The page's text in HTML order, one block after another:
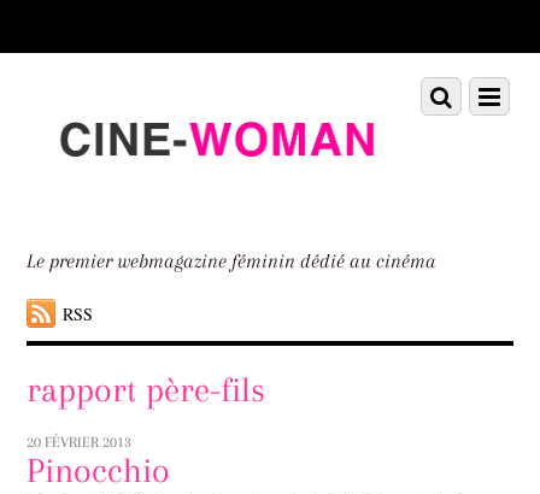
down
Le premier webmagazine féminin dédié au cinéma
RSS
Menu
Scroll
down
rapport père-fils
20 FÉVRIER 2013
Pinocchio